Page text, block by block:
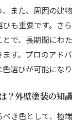
装に最適な時期と
時期の選び方と助
装にふさわしい時
の時期選びと助成
時期と助成金利用
また、周囲の建
も重要です。さ
で、長期間にわ
す。プロのアド
選びが可能になり
？外壁塗装の知
き色として、極